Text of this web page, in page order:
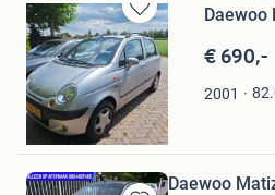
Bewaren
in
Mijn
Favorieten
Daewoo
€ 690,-
2001
Keyvan
Amsterdam
Daewoo